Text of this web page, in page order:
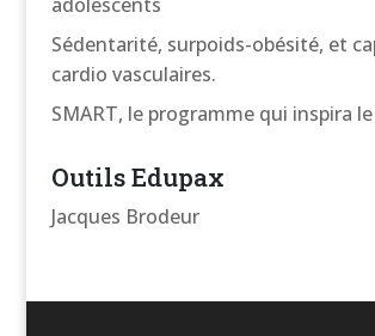
Sédentarité, surpoids-obésité, et
cardio vasculaires.
SMART, le programme qui inspira
Outils Edupax
Jacques Brodeur